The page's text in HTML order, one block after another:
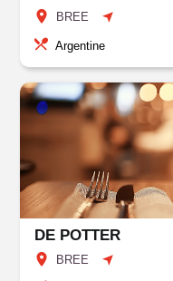
BREE
Argentine
DE POTTER
BREE